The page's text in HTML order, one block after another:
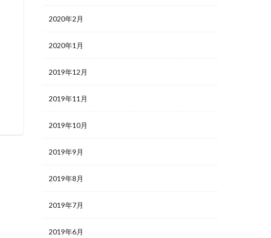
2020年2月
2020年1月
2019年12月
2019年11月
2019年10月
2019年9月
2019年8月
2019年7月
2019年6月